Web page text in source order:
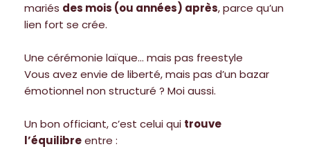
mariés des mois (ou années) après, parce qu’un
lien fort se crée.
Une cérémonie laïque… mais pas freestyle
Vous avez envie de liberté, mais pas d’un bazar
émotionnel non structuré ? Moi aussi.
Un bon officiant, c’est celui qui trouve
l’équilibreentre :